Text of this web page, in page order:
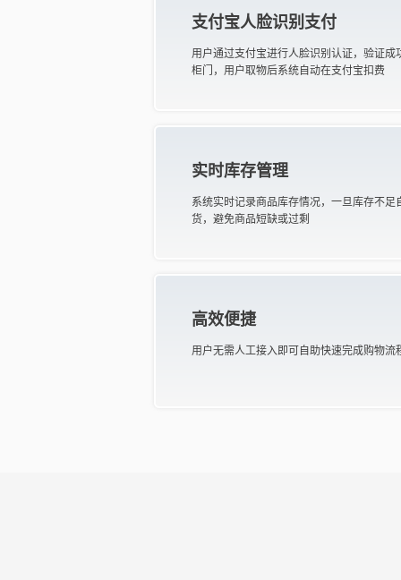
支付宝人脸识别支付
用户通过支付宝进行人脸识别认证，验证成
柜门，用户取物后系统自动在支付宝扣费
实时库存管理
系统实时记录商品库存情况，一旦库存不足
货，避免商品短缺或过剩
高效便捷
用户无需人工接入即可自助快速完成购物流